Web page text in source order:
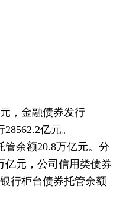
，金融债券发行
亿元。
余额20.8万亿元。分
亿元，公司信用类债券
行柜台债券托管余额